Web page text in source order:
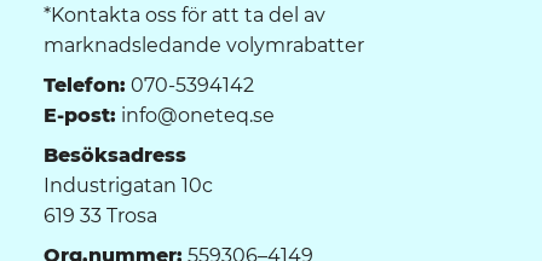
*Kontakta oss för att ta del av
marknadsledande volymrabatter
Telefon: 070-5394142
E-post: info@oneteq.se
Besöksadress
Industrigatan 10c
619 33 Trosa
Org.nummer: 559306–4149